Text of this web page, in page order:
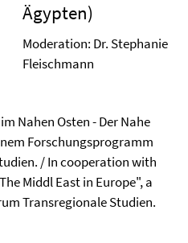
Ägypten)
Moderation: Dr. Stephanie
Fleischmann
Nahen Osten - Der Nahe
Forschungsprogramm
/ In cooperation with
Middl East in Europe", a
Transregionale Studien.